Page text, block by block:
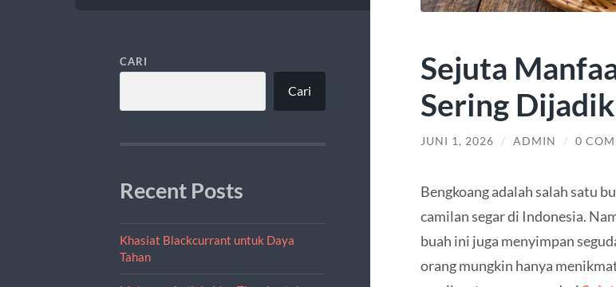
CARI
Cari
Recent Posts
Khasiat Blackcurrant untuk Daya
Tahan
Sejuta
Sering
JUNI 1, 2026 / ADMIN / 0
Bengkoang adalah salah satu
camilan segar di Indonesia.
buah ini juga menyimpan
orang mungkin hanya